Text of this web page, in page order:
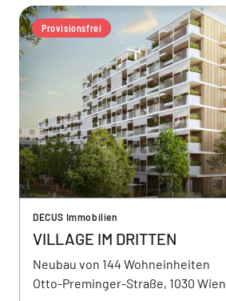
Provisionsfrei
DECUS Immobilien
VILLAGE IM DRITTEN
Neubau von 144 Wohneinheiten
Otto-Preminger-Straße, 1030 Wien